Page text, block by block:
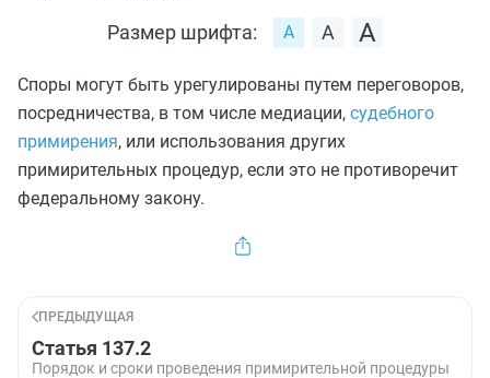
Размер шрифта:
Споры могут быть урегулированы путем переговоров,
посредничества, в том числе медиации, судебного
примирения, или использования других
примирительных процедур, если это не противоречит
федеральному закону.
ПРЕДЫДУЩАЯ
Статья 137.2
Порядок и сроки проведения примирительной процедуры